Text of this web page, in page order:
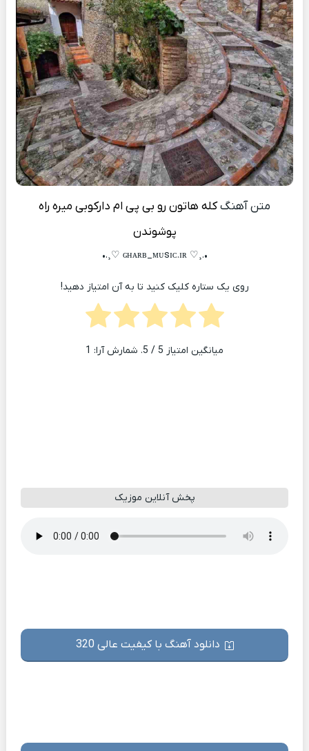
متن آهنگکله هاتون رو بی پی ام دارکوبی میره راه
پوشوندن
•.¸♡ ɢʜᴀʀʙ_ᴍᴜsɪᴄ.ɪʀ ♡¸.•
روی یک ستاره کلیک کنید تا به آن امتیاز دهید!
میانگین امتیاز 5 / 5. شمارش آرا: 1
پخش آنلاین موزیک
دانلود آهنگ با کیفیت عالی 320